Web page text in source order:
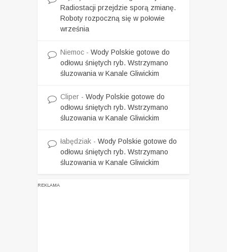
Radiostacji przejdzie sporą zmianę.
Roboty rozpoczną się w połowie
września
Niemoc - Wody Polskie gotowe do
odłowu śniętych ryb. Wstrzymano
śluzowania w Kanale Gliwickim
Cliper - Wody Polskie gotowe do
odłowu śniętych ryb. Wstrzymano
śluzowania w Kanale Gliwickim
łabędziak - Wody Polskie gotowe do
odłowu śniętych ryb. Wstrzymano
śluzowania w Kanale Gliwickim
REKLAMA